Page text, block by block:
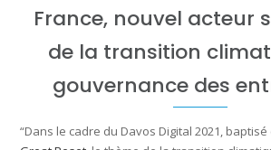
France, nouvel acteur
de la transition
gouvernance des
“Dans le cadre du Davos Digital 2021,